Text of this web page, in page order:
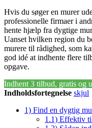
Hvis du søger en murer
professionelle firmaer i
hente hjælp fra dygtige
Uanset hvilken region du
murere til rådighed, som
god idé at indhente flere
opgave.
Indhent 3 tilbud, gratis og
Indholdsfortegnelse skjul
1) Find en dygtig
1.1) Effektiv